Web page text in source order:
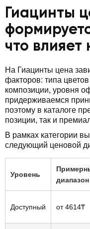
Гиацинты
что
На Гиацинты цена
факторов: типа
композиции, уровня
придерживаемся
поэтому в каталоге
позиции, так и
В рамках категории
следующий ценовой
Уровень
диапазон
Доступный от 4614₸